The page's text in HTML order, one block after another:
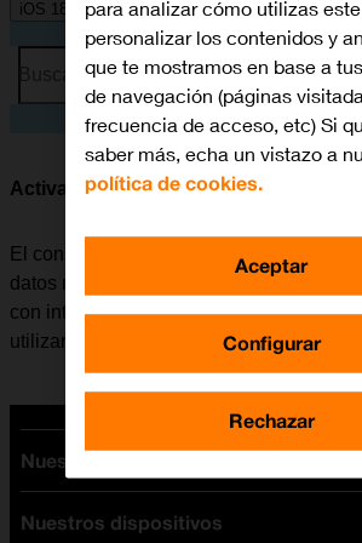
iOS 18
Busca por problema o tema
Activar o desactivar los datos móviles
El consumo de datos se puede limitar,
datos móviles. Haciendo esto el móvil
con internet a través de la red móvil. No
utilizar Wi-Fi aunque los datos móviles
Nuestras tarifas
Tarifas Orange
Nuestros dispositivos
para analizar cómo utilizas
personalizar los contenidos y
que te mostramos en base a
de navegación (páginas
frecuencia de acceso, etc) Si
saber más, echa un vistazo a
política de cookies.
Configurar
Rechazar
Aceptar